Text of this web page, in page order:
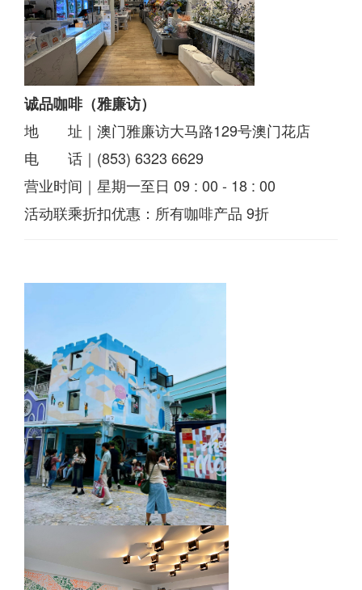
诚品咖啡（雅廉访）
地 址｜澳门雅廉访大马路129号澳门花店
电 话｜(853) 6323 6629
营业时间｜星期一至日 09 : 00 - 18 : 00
活动联乘折扣优惠：所有咖啡产品 9折